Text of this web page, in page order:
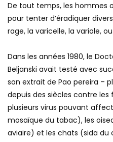
De tout temps, les hommes
pour tenter d’éradiquer
rage, la varicelle, la variole,
Dans les années 1980, le
Beljanski avait testé avec
son extrait de Pao pereira –
depuis des siècles contre
plusieurs virus pouvant
mosaïque du tabac), les
aviaire) et les chats (sida du